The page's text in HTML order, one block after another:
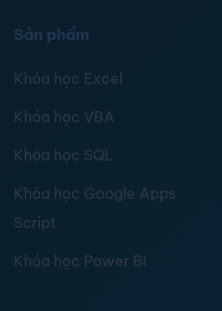
Sản phẩm
Khóa học Excel
Khóa học VBA
Khóa học SQL
Khóa học Google Apps
Script
Khóa học Power BI